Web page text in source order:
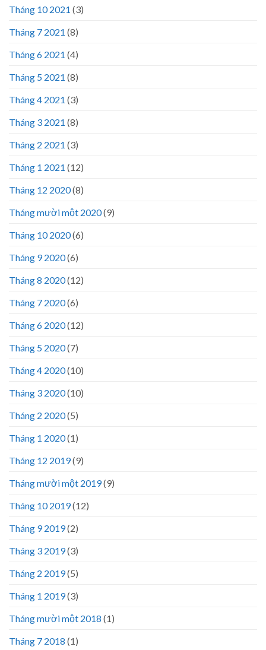
Tháng 10 2021 (3)
Tháng 7 2021 (8)
Tháng 6 2021 (4)
Tháng 5 2021 (8)
Tháng 4 2021 (3)
Tháng 3 2021 (8)
Tháng 2 2021 (3)
Tháng 1 2021 (12)
Tháng 12 2020(8)
Tháng mười một 2020(9)
Tháng 10 2020(6)
Tháng 9 2020(6)
Tháng 8 2020(12)
Tháng 7 2020(6)
Tháng 6 2020(12)
Tháng 5 2020(7)
Tháng 4 2020(10)
Tháng 3 2020(10)
Tháng 2 2020(5)
Tháng 1 2020(1)
Tháng 12 2019(9)
Tháng mười một 2019(9)
Tháng 10 2019(12)
Tháng 9 2019(2)
Tháng 3 2019(3)
Tháng 2 2019(5)
Tháng 1 2019(3)
Tháng mười một 2018 (1)
Tháng 7 2018 (1)